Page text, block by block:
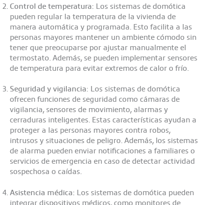
Control de temperatura: Los sistemas de domótica
pueden regular la temperatura de la vivienda de
manera automática y programada. Esto facilita a las
personas mayores mantener un ambiente cómodo sin
tener que preocuparse por ajustar manualmente el
termostato. Además, se pueden implementar sensores
de temperatura para evitar extremos de calor o frío.
Seguridad y vigilancia: Los sistemas de domótica
ofrecen funciones de seguridad como cámaras de
vigilancia, sensores de movimiento, alarmas y
cerraduras inteligentes. Estas características ayudan a
proteger a las personas mayores contra robos,
intrusos y situaciones de peligro. Además, los sistemas
de alarma pueden enviar notificaciones a familiares o
servicios de emergencia en caso de detectar actividad
sospechosa o caídas.
Asistencia médica: Los sistemas de domótica pueden
integrar dispositivos médicos, como monitores de